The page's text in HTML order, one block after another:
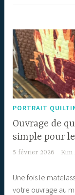
PORTRAIT
Ouvrage de
simple pour
5 février 2026 Kim
Une fois le
votre ouvrage au